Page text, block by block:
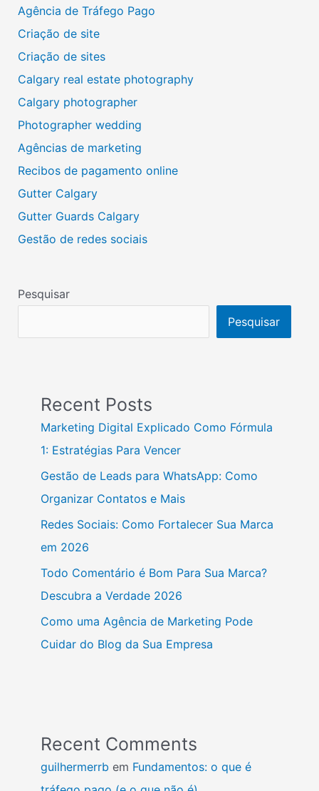
Agência de Tráfego Pago
Criação de site
Criação de sites
Calgary real estate photography
Calgary photographer
Photographer wedding
Agências de marketing
Recibos de pagamento online
Gutter Calgary
Gutter Guards Calgary
Gestão de redes sociais
Pesquisar
Pesquisar
Recent Posts
Marketing Digital Explicado Como Fórmula
1: Estratégias Para Vencer
Gestão de Leads para WhatsApp: Como
Organizar Contatos e Mais
Redes Sociais: Como Fortalecer Sua Marca
em 2026
Todo Comentário é Bom Para Sua Marca?
Descubra a Verdade 2026
Como uma Agência de Marketing Pode
Cuidar do Blog da Sua Empresa
Recent Comments
guilhermerrb em Fundamentos: o que é